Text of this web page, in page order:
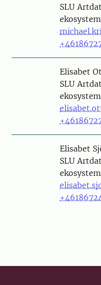
SLU
ekosystem
PersonElisabet
SLU
ekosystem
PersonElisabet
SLU
ekosystem